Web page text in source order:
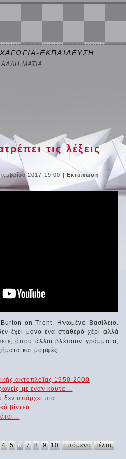
ΕΚΠΑΙΔΕΥΣΗ
ΜΑΤΙΑ...
τις λέξεις
2017 19:00 |Εκτύπωση |
on-Trent, Ηνωμένο Βασίλειο.
έχει μόνο ένα σταθερό χέρι αλλά
όπου άλλοι βλέπουν γράμματα,
και μορφές...
ακτοπλοΐας 1950-2000
με έναν κουτό...
υπάρχει πια...
βίντεο
4 5 6 7 8 9 10 Επόμενο Τέλος